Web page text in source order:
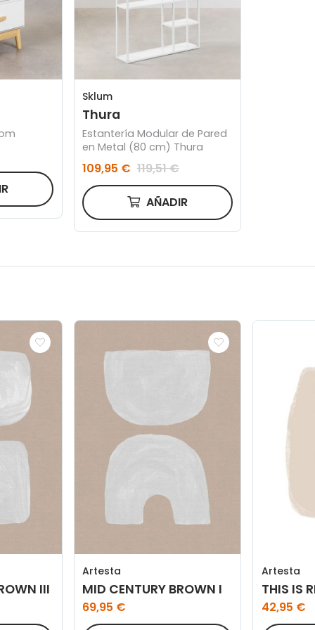
Sklum
Thura
Estantería Modular de Pared
en Metal (80 cm) Thura
109,95 € 119,51 €
AÑADIR
III
Artesta
MID CENTURY BROWN I
69,95 €
Artesta
THIS IS
42,95 €